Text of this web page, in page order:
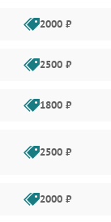
2000 ₽
2500 ₽
1800 ₽
2500 ₽
2000 ₽